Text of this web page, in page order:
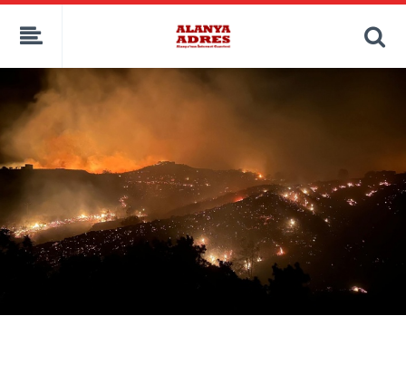
kaçak bahis
deneme bonusu
canlı bahis siteleri
deneme bonusu veren siteler
bahis siteleri
porno izle